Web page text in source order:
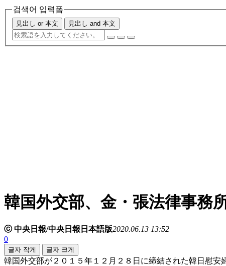
검색어 입력폼
見出し or 本文 見出し and 本文
韓国外交部、金・張法律事務
ⓒ 中央日報/中央日報日本語版2020.06.13 13:52
0
글자 작게 글자 크게
韓国外交部が２０１５年１２月２８日に締結された韓日慰